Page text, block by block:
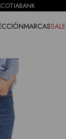
MARCASSALE